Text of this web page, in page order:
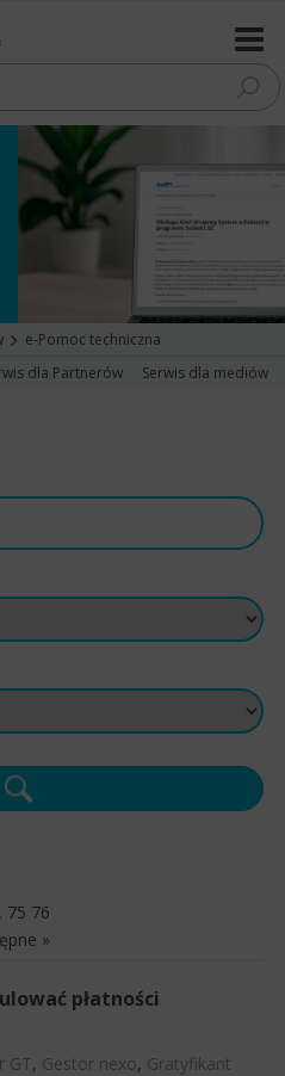
e-Pomoc techniczna
dla Partnerów
Serwis dla mediów
75 76
»
płatności
GT, Gestor nexo, Gratyfikant